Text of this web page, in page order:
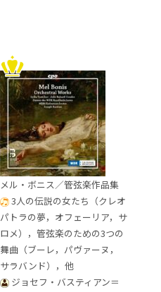
メル・ボニス／管弦楽作品集
3人の伝説の女たち（クレオ
パトラの夢，オフェーリア，サ
ロメ），管弦楽のための3つの
舞曲（ブーレ，パヴァーヌ，
サラバンド），他
ジョセフ・バスティアン＝